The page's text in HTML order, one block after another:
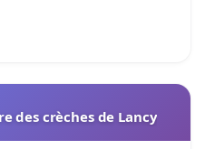
des crèches de Lancy